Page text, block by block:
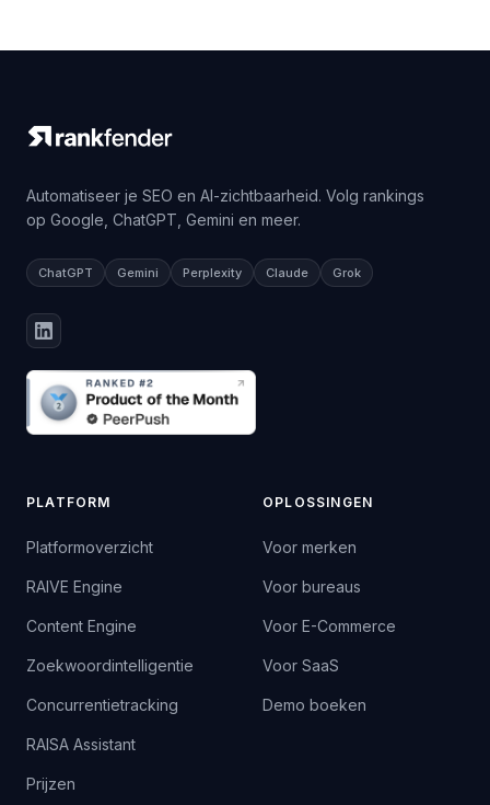
Automatiseer je SEO en AI-zichtbaarheid. Volg rankings
op Google, ChatGPT, Gemini en meer.
ChatGPT Gemini Perplexity Claude Grok
PLATFORM
Platformoverzicht
RAIVE Engine
Content Engine
Zoekwoordintelligentie
Concurrentietracking
RAISA Assistant
Prijzen
OPLOSSINGEN
Voor merken
Voor bureaus
Voor E-Commerce
Voor SaaS
Demo boeken